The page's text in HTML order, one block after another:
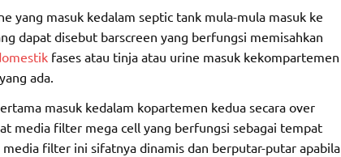
yang masuk kedalam septic tank mula-mula masuk ke
dapat disebut barscreen yang berfungsi memisahkan
fases atau tinja atau urine masuk kekompartemen
ada.
masuk kedalam kopartemen kedua secara over
media filter mega cell yang berfungsi sebagai tempat
filter ini sifatnya dinamis dan berputar-putar apabila